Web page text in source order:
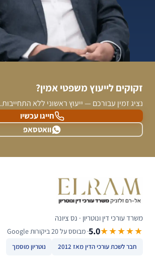
זקוקים לייעוץ משפטי אמין?
נציג זמין עבורכם — ייעוץ ראשוני ללא התחייבות.
חייגו עכשיו
וואטסאפ
משרד עורכי דין ונוטריון · נס ציונה
★★★★★
5.0· מבוסס על 20 ביקורות Google
חבר לשכת עורכי הדין מאז 2012 נוטריון מוסמך